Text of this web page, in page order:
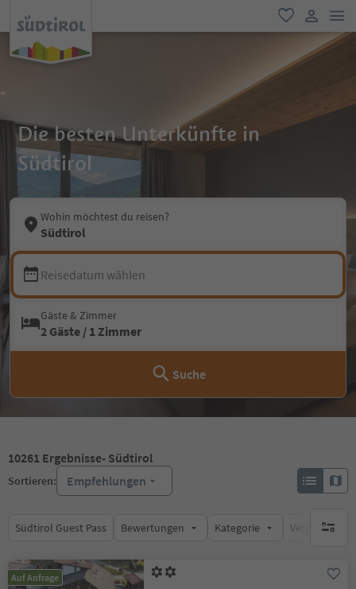
favorit
user link
Die besten Unterkünfte in
Südtirol
Wohin möchtest du reisen?
Südtirol
Reisedatum wählen
Gäste & Zimmer
2 Gäste / 1 Zimmer
Suche
10261 Ergebnisse- Südtirol
Sortieren: Empfehlungen
Südtirol Guest Pass Bewertungen Kategorie keine
Auf Anfrage